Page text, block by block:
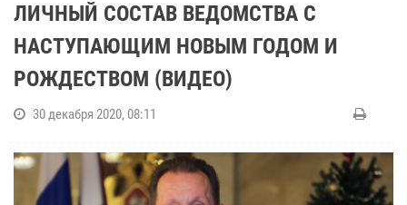
ЛИЧНЫЙ СОСТАВ ВЕДОМСТВА С
НАСТУПАЮЩИМ НОВЫМ ГОДОМ И
РОЖДЕСТВОМ (ВИДЕО)
30 декабря 2020, 08:11